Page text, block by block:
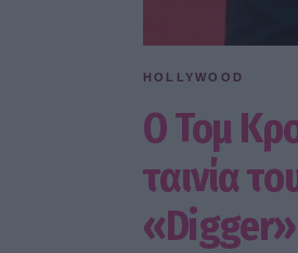
HOLLYWOOD
Ο Τομ
ταινία
«Digger»